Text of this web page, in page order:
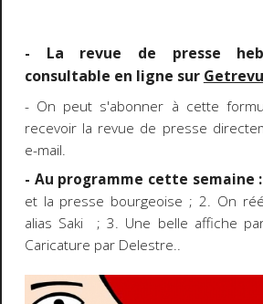
- La revue de presse
consultable en ligne sur
- On peut s'abonner à cette
recevoir la revue de presse
e-mail.
- Au programme cette semaine :
et la presse bourgeoise ; 2. On
alias Saki ; 3. Une belle affiche
Caricature par Delestre..